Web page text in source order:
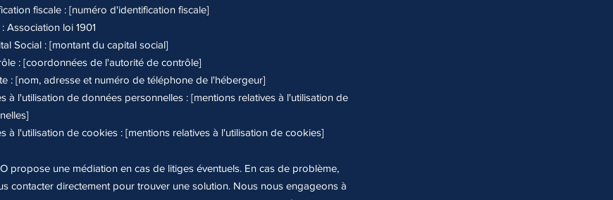
fiscale : [numéro d'identification fiscale]
Association loi 1901
Social : [montant du capital social]
: [coordonnées de l'autorité de contrôle]
: [nom, adresse et numéro de téléphone de l'hébergeur]
à l'utilisation de données personnelles : [mentions relatives à l'utilisation de
à l'utilisation de cookies : [mentions relatives à l'utilisation de cookies]
propose une médiation en cas de litiges éventuels. En cas de problème,
contacter directement pour trouver une solution. Nous nous engageons à